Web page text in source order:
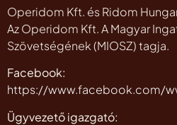
Operidom Kft. és Ridom
Az Operidom Kft. A Magyar
Szövetségének (MIOSZ) tagja.
Facebook:
https://www.facebook.com/
Ügyvezető igazgató: